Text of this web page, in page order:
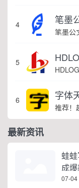
4 笔墨
5
6 字体
推荐！
最新资讯
蛙
成
07-04